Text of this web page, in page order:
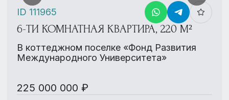
6-ТИ КОМНАТНАЯ КВАРТИРА, 220 М²
В коттеджном поселке «Фонд Развития
Международного Университета»
225 000 000 ₽
ID 111965